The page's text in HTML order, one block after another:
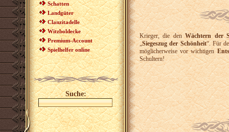
Schatten
Landgüter
Clanzitadelle
Witzboldecke
Premium-Account
Spielhelfer online
Suche:
Krieger, die denWächtern der
„Siegeszug der Schönheit“. Für
möglicherweise vor wichtigen
Schultern!